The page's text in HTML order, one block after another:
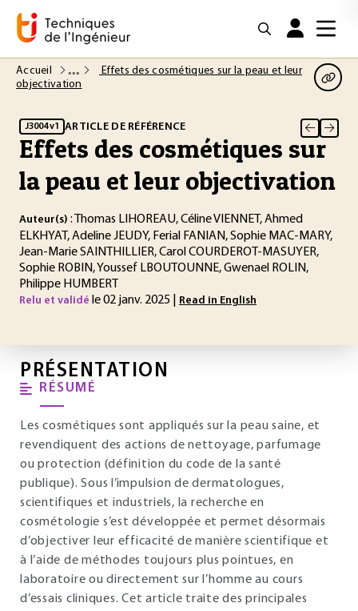
Accueil
Effets des cosmétiques sur la peau et leur
objectivation
J3004 v1 ARTICLE DE RÉFÉRENCE
Effets des cosmétiques sur
la peau et leur objectivation
Auteur(s) : Thomas LIHOREAU, Céline VIENNET, Ahmed
ELKHYAT, Adeline JEUDY, Ferial FANIAN, Sophie MAC-MARY,
Jean-Marie SAINTHILLIER, Carol COURDEROT-MASUYER,
Sophie ROBIN, Youssef LBOUTOUNNE, Gwenael ROLIN,
Philippe HUMBERT
Relu et validé le 02 janv. 2025 | Read in English
PRÉSENTATION
RÉSUMÉ
Les cosmétiques sont appliqués sur la peau saine, et
revendiquent des actions de nettoyage, parfumage
ou protection (définition du code de la santé
publique). Sous l’impulsion de dermatologues,
scientifiques et industriels, la recherche en
cosmétologie s’est développée et permet désormais
d’objectiver leur efficacité de manière scientifique et
à l’aide de méthodes toujours plus pointues, en
laboratoire ou directement sur l’homme au cours
d’essais cliniques. Cet article traite des principales